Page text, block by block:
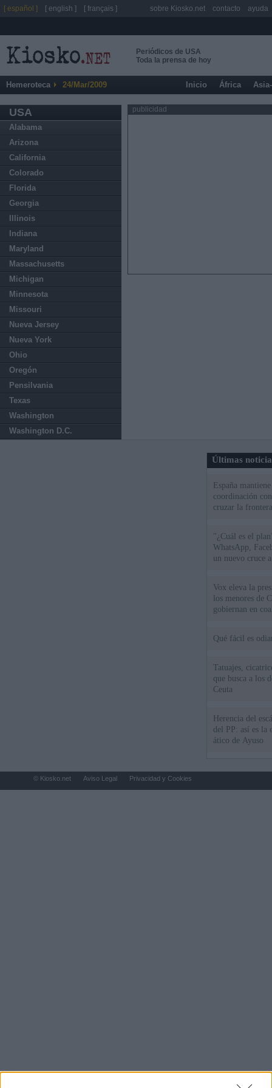
Periódicos de USA
Toda la prensa de hoy
Hemeroteca 24/Mar/2009 Inicio África
USA
Alabama
Arizona
California
Colorado
Florida
Georgia
Illinois
Indiana
Maryland
Massachusetts
Michigan
Minnesota
Missouri
Nueva Jersey
Nueva York
Ohio
Oregón
Pensilvania
Texas
Washington
Washington D.C.
publicidad
Últimas
España
coordinación
cruzar la
"¿Cuál es el
WhatsApp,
un nuevo cruce
Vox eleva la
los menores de
gobiernan en
Qué fácil es
Tatuajes,
que busca a los
Ceuta
Herencia del
del PP: así es la
ático de Ayuso
[ español ] [ english ] [ français ] sobre Kiosko.net contacto ayuda
© Kiosko.net Aviso Legal Privacidad y Cookies